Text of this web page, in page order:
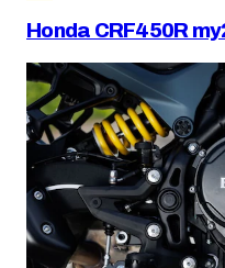
Honda CRF450R